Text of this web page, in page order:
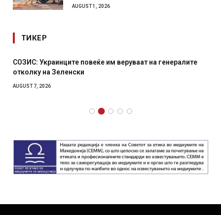
AUGUST 1, 2026
ТИКЕР
СОЗИС: Украинците повеќе им веруваат на генералите
отколку на Зеленски
AUGUST 7, 2026